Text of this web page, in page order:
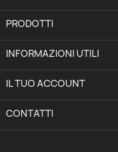
PRODOTTI
INFORMAZIONI UTILI
IL TUO ACCOUNT
CONTATTI